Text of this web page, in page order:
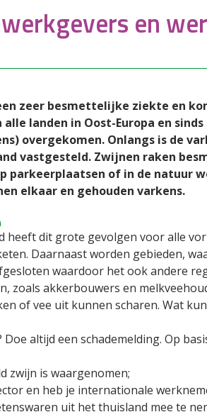
en
zeer besmettelijke ziekte en
landen in Oost-Europa en sinds
overgekomen. Onlangs is de
vastgesteld. Zwijnen raken
parkeerplaatsen of in de natuur
elkaar en gehouden varkens.
heeft dit grote gevolgen voor alle
Daarnaast worden gebieden,
waardoor het ook andere
zoals akkerbouwers en
of vee uit kunnen scharen. Wat
altijd een schademelding. Op
zwijn is waargenomen;
en heb je internationale
uit het thuisland mee te